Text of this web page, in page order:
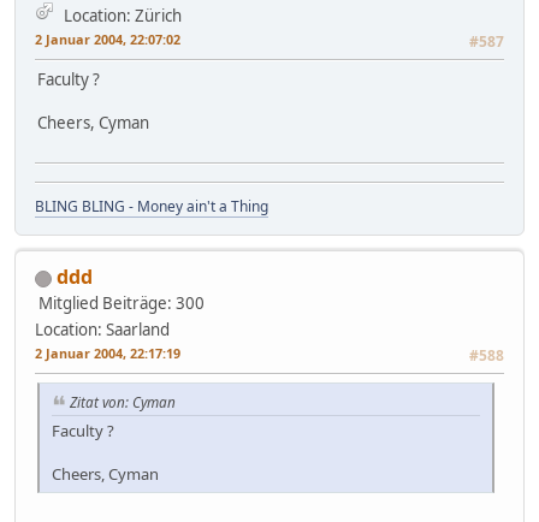
Location: Zürich
2 Januar 2004, 22:07:02 #587
Faculty ?
Cheers, Cyman
BLING BLING - Money ain't a Thing
ddd
Mitglied Beiträge: 300
Location: Saarland
2 Januar 2004, 22:17:19 #588
Zitat von: Cyman
Faculty ?
Cheers, Cyman